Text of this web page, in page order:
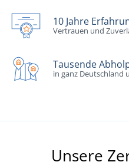
10 Jahre
Vertrauen und
Tausende
in ganz Deutschland
Unsere